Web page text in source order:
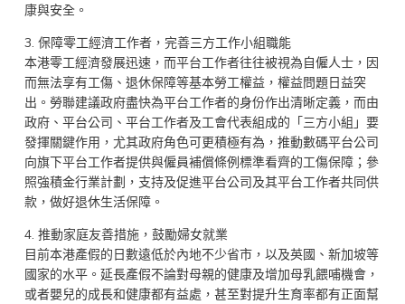
康與安全。
3. 保障零工經濟工作者，完善三方工作小組職能
本港零工經濟發展迅速，而平台工作者往往被視為自僱人士，因
而無法享有工傷、退休保障等基本勞工權益，權益問題日益突
出。勞聯建議政府盡快為平台工作者的身份作出清晰定義，而由
政府、平台公司、平台工作者及工會代表組成的「三方小組」要
發揮關鍵作用，尤其政府角色可更積極有為，推動數碼平台公司
向旗下平台工作者提供與僱員補償條例標準看齊的工傷保障；參
照強積金行業計劃，支持及促進平台公司及其平台工作者共同供
款，做好退休生活保障。
4. 推動家庭友善措施，鼓勵婦女就業
目前本港產假的日數遠低於內地不少省市，以及英國、新加坡等
國家的水平。延長產假不論對母親的健康及增加母乳餵哺機會，
或者嬰兒的成長和健康都有益處，甚至對提升生育率都有正面幫